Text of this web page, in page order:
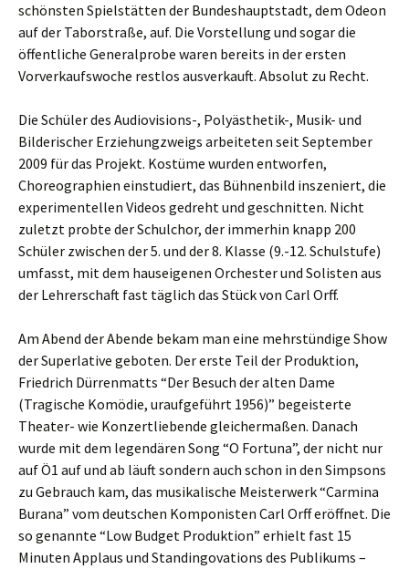
schönsten Spielstätten der Bundeshauptstadt, dem Odeon
auf der Taborstraße, auf. Die Vorstellung und sogar die
öffentliche Generalprobe waren bereits in der ersten
Vorverkaufswoche restlos ausverkauft. Absolut zu Recht.
Die Schüler des Audiovisions-, Polyästhetik-, Musik- und
Bilderischer Erziehungzweigs arbeiteten seit September
2009 für das Projekt. Kostüme wurden entworfen,
Choreographien einstudiert, das Bühnenbild inszeniert, die
experimentellen Videos gedreht und geschnitten. Nicht
zuletzt probte der Schulchor, der immerhin knapp 200
Schüler zwischen der 5. und der 8. Klasse (9.-12. Schulstufe)
umfasst, mit dem hauseigenen Orchester und Solisten aus
der Lehrerschaft fast täglich das Stück von Carl Orff.
Am Abend der Abende bekam man eine mehrstündige Show
der Superlative geboten. Der erste Teil der Produktion,
Friedrich Dürrenmatts “Der Besuch der alten Dame
(Tragische Komödie, uraufgeführt 1956)” begeisterte
Theater- wie Konzertliebende gleichermaßen. Danach
wurde mit dem legendären Song “O Fortuna”, der nicht nur
auf Ö1 auf und ab läuft sondern auch schon in den Simpsons
zu Gebrauch kam, das musikalische Meisterwerk “Carmina
Burana” vom deutschen Komponisten Carl Orff eröffnet. Die
so genannte “Low Budget Produktion” erhielt fast 15
Minuten Applaus und Standingovations des Publikums –